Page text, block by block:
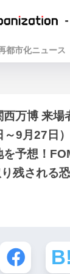
都市化ニュース
西万博 来
～9月27日
を予想！
残される